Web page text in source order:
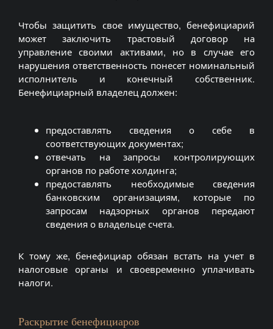
Чтобы защитить свое имущество, бенефициарий
может заключить трастовый договор на
управление своими активами, но в случае его
нарушения ответственность понесет номинальный
исполнитель и конечный собственник.
Бенефициарный владелец должен:
предоставлять сведения о себе в
соответствующих документах;
отвечать на запросы контролирующих
органов по работе холдинга;
предоставлять необходимые сведения
банковским организациям, которые по
запросам надзорных органов передают
сведения о владельце счета.
К тому же, бенефициар обязан встать на учет в
налоговые органы и своевременно уплачивать
налоги.
Раскрытие бенефициаров